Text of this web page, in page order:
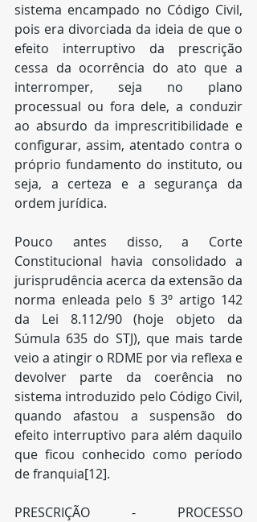
sistema encampado no Código Civil,
pois era divorciada da ideia de que o
efeito interruptivo da prescrição
cessa da ocorrência do ato que a
interromper, seja no plano
processual ou fora dele, a conduzir
ao absurdo da imprescritibilidade e
configurar, assim, atentado contra o
próprio fundamento do instituto, ou
seja, a certeza e a segurança da
ordem jurídica.
Pouco antes disso, a Corte
Constitucional havia consolidado a
jurisprudência acerca da extensão da
norma enleada pelo § 3º artigo 142
da Lei 8.112/90 (hoje objeto da
Súmula 635 do STJ), que mais tarde
veio a atingir o RDME por via reflexa e
devolver parte da coerência no
sistema introduzido pelo Código Civil,
quando afastou a suspensão do
efeito interruptivo para além daquilo
que ficou conhecido como período
de franquia[12].
PRESCRIÇÃO - PROCESSO